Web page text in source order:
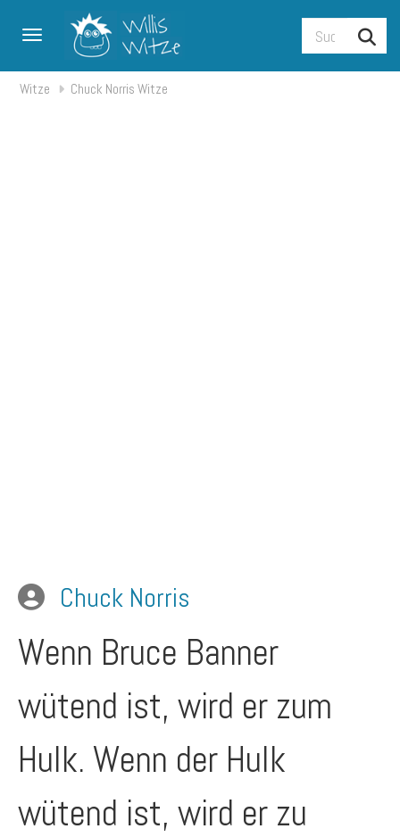
Toggle navigation
Witze Chuck Norris Witze
Chuck Norris
Wenn Bruce Banner
wütend ist, wird er zum
Hulk. Wenn der Hulk
wütend ist, wird er zu